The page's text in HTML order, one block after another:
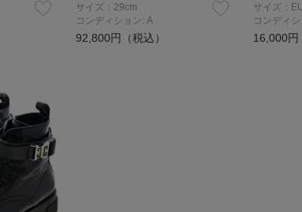
サイズ：29cm
コンディション: A
92,800円（税込）
サイズ：
コンディ
16,000円